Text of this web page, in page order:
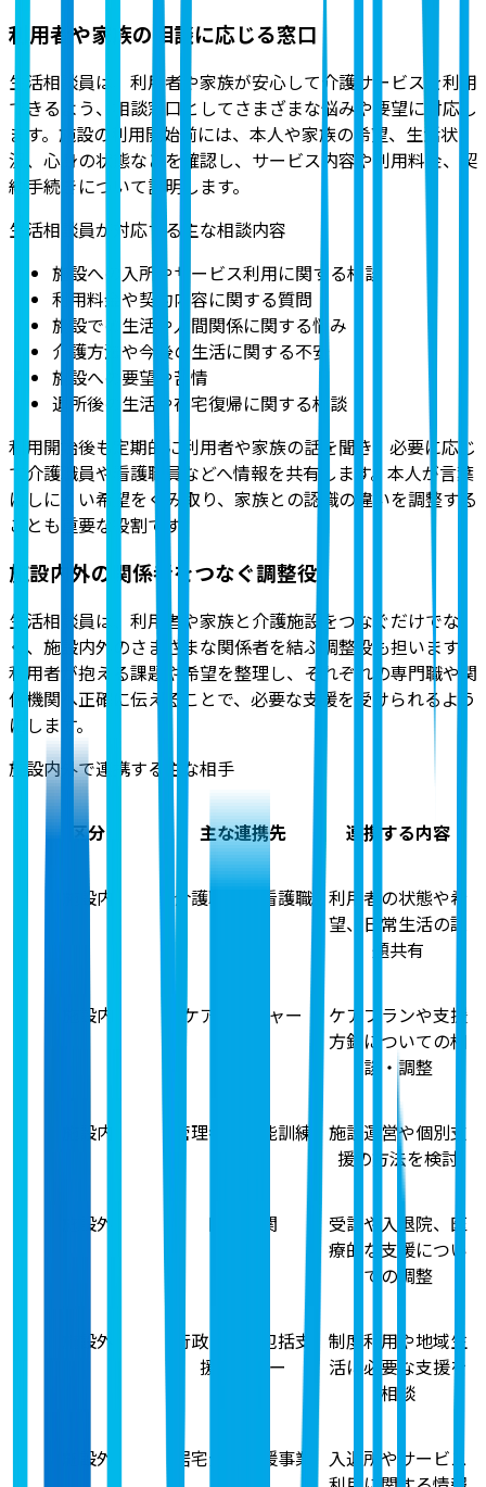
利用者や家族の相談に応じる窓口
生活相談員は、利用者や家族が安心して介護サービスを利用
できるよう、相談窓口としてさまざまな悩みや要望に対応し
ます。施設の利用開始前には、本人や家族の希望、生活状
況、心身の状態などを確認し、サービス内容や利用料金、契
約手続きについて説明します。
生活相談員が対応する主な相談内容
施設への入所やサービス利用に関する相談
利用料金や契約内容に関する質問
施設での生活や人間関係に関する悩み
介護方法や今後の生活に関する不安
施設への要望や苦情
退所後の生活や在宅復帰に関する相談
利用開始後も定期的に利用者や家族の話を聞き、必要に応じ
て介護職員や看護職員などへ情報を共有します。本人が言葉
にしにくい希望をくみ取り、家族との認識の違いを調整する
ことも重要な役割です。
施設内外の関係者をつなぐ調整役
生活相談員は、利用者や家族と介護施設をつなぐだけでな
く、施設内外のさまざまな関係者を結ぶ調整役も担います。
利用者が抱える課題や希望を整理し、それぞれの専門職や関
係機関へ正確に伝えることで、必要な支援を受けられるよう
にします。
施設内外で連携する主な相手
区分 主な連携先 連携する内容
施設内
介護職員・看護職
利用者の状態や希
望、日常生活の課
題共有
施設内 ケアマネジャー
ケアプランや支援
方針についての相
談・調整
施設内
管理者・機能訓練
施設運営や個別支
援の方法を検討
施設外 医療機関
受診や入退院、医
療的な支援につい
ての調整
施設外
行政・地域包括支
援センター
制度利用や地域生
活に必要な支援を
相談
施設外
居宅介護支援事業
入退所やサービス